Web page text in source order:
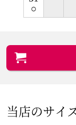
○
当店のサイ